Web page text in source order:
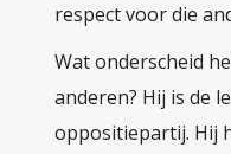
respect voor die
Wat onderscheid
anderen? Hij is de
oppositiepartij. Hij